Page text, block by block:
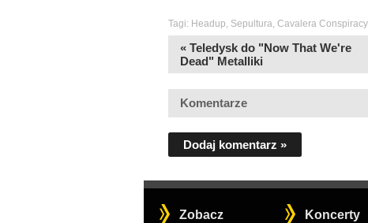
Tagi: Headup, Sepultura, Cavalera Conspiracy
« Teledysk do "Now That We're
Dead" Metalliki
Komentarze
Dodaj komentarz »
Zobacz Koncerty